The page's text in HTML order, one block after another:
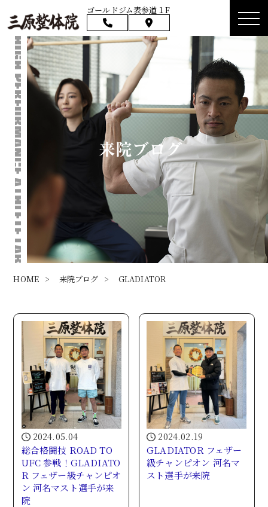
ゴールドジム表参道１F
来院ブログ
HOME > 来院ブログ > GLADIATOR
2024.05.04
総合格闘技 ROAD TO
UFC 参戦！GLADIATO
R フェザー級チャンピオ
ン 河名マスト選手が来
院
2024.02.19
GLADIATOR フェザー
級チャンピオン 河名マ
スト選手が来院